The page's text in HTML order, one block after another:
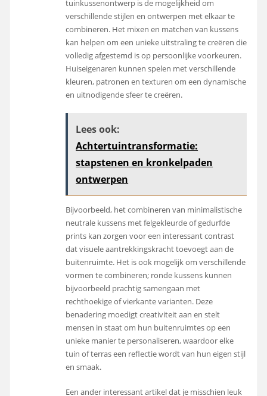
tuinkussenontwerp is de mogelijkheid om
verschillende stijlen en ontwerpen met elkaar te
combineren. Het mixen en matchen van kussens
kan helpen om een unieke uitstraling te creëren die
volledig afgestemd is op persoonlijke voorkeuren.
Huiseigenaren kunnen spelen met verschillende
kleuren, patronen en texturen om een dynamische
en uitnodigende sfeer te creëren.
Lees ook:
Achtertuintransformatie:
stapstenen en kronkelpaden
ontwerpen
Bijvoorbeeld, het combineren van minimalistische
neutrale kussens met felgekleurde of gedurfde
prints kan zorgen voor een interessant contrast
dat visuele aantrekkingskracht toevoegt aan de
buitenruimte. Het is ook mogelijk om verschillende
vormen te combineren; ronde kussens kunnen
bijvoorbeeld prachtig samengaan met
rechthoekige of vierkante varianten. Deze
benadering moedigt creativiteit aan en stelt
mensen in staat om hun buitenruimtes op een
unieke manier te personaliseren, waardoor elke
tuin of terras een reflectie wordt van hun eigen stijl
en smaak.
Een ander interessant artikel dat je misschien leuk